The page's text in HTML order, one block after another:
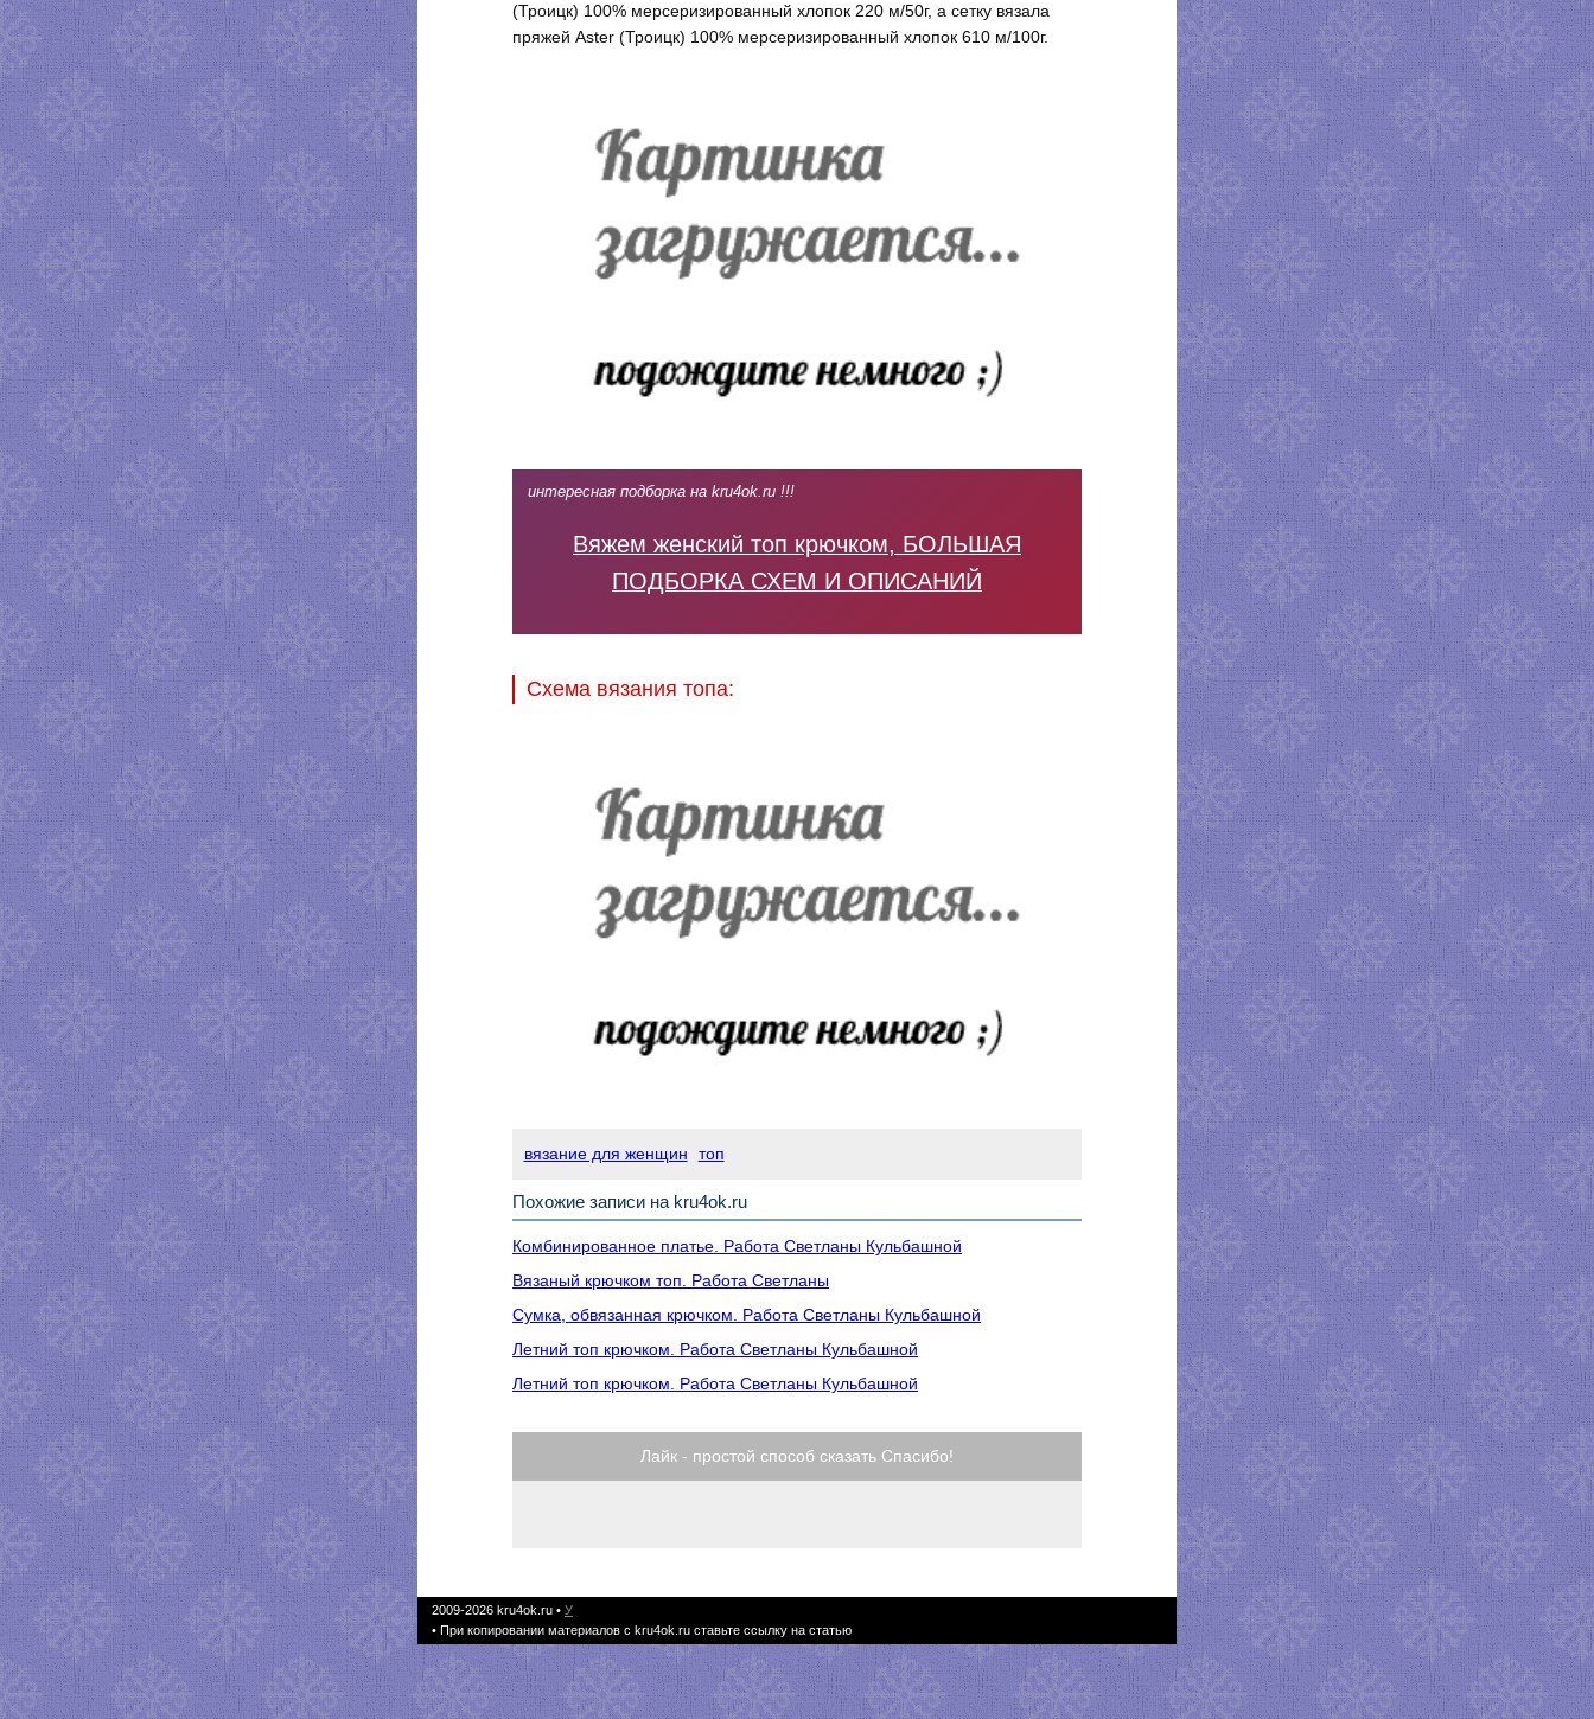
(Троицк) 100% мерсеризированный хлопок 220 м/50г, а сетку вязала
пряжей Aster (Троицк) 100% мерсеризированный хлопок 610 м/100г.
интересная подборка на kru4ok.ru !!!
Вяжем женский топ крючком, БОЛЬШАЯ
ПОДБОРКА СХЕМ И ОПИСАНИЙ
Схема вязания топа:
вязание для женщин топ
Похожие записи на kru4ok.ru
Комбинированное платье. Работа Светланы Кульбашной
Вязаный крючком топ. Работа Светланы
Сумка, обвязанная крючком. Работа Светланы Кульбашной
Летний топ крючком. Работа Светланы Кульбашной
Летний топ крючком. Работа Светланы Кульбашной
Лайк - простой способ сказать Спасибо!
2009-2026 kru4ok.ru • У
• При копировании материалов с kru4ok.ru ставьте ссылку на статью